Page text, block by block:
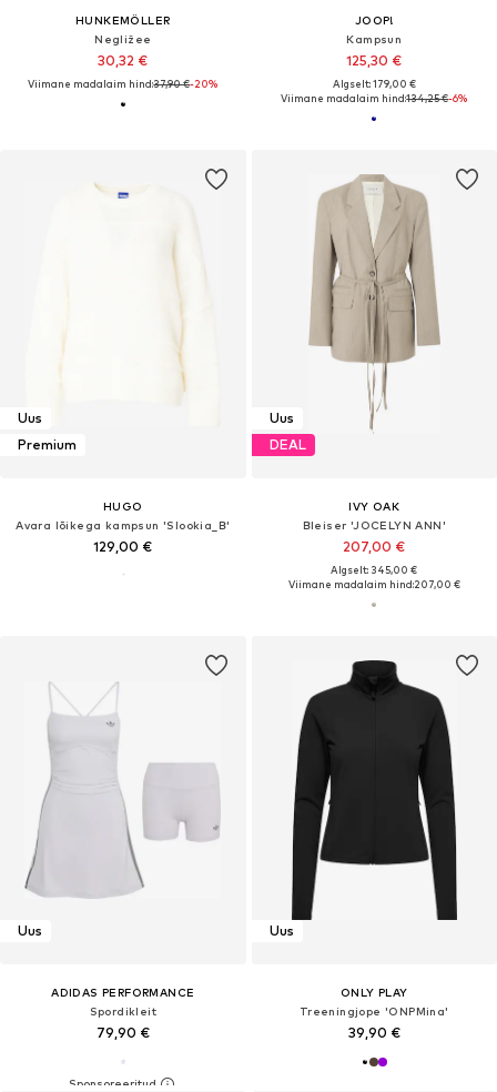
HUNKEMÖLLER
Negližee
30,32 €
Viimane madalaim hind:37,90 €-20%
JOOP!
Kampsun
125,30 €
Algselt: 179,00 €
Viimane madalaim hind:134,25 €-6%
Uus
Premium
HUGO
Avara lõikega kampsun 'Slookia_B'
129,00 €
Uus
DEAL
IVY OAK
Bleiser 'JOCELYN ANN'
207,00 €
Algselt: 345,00 €
Viimane madalaim hind:207,00 €
Uus
ADIDAS PERFORMANCE
Spordikleit
79,90 €
Uus
ONLY PLAY
Treeningjope 'ONPMina'
39,90 €